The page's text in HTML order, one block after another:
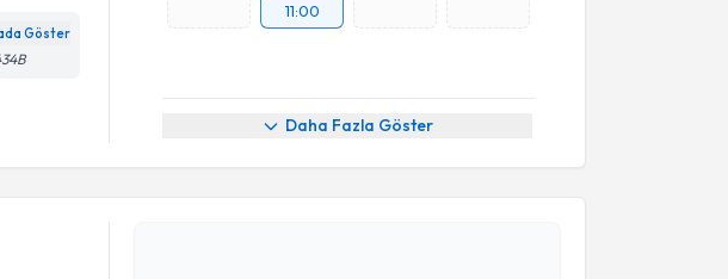
Göster
11:00
Daha Fazla Göster